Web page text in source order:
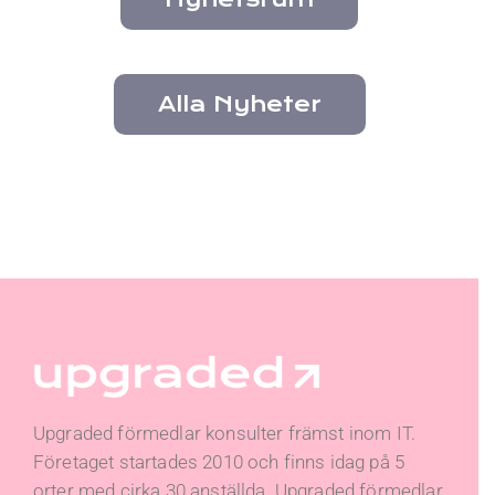
Alla Nyheter
Upgraded förmedlar konsulter främst inom IT.
Företaget startades 2010 och finns idag på 5
orter med cirka 30 anställda. Upgraded förmedlar